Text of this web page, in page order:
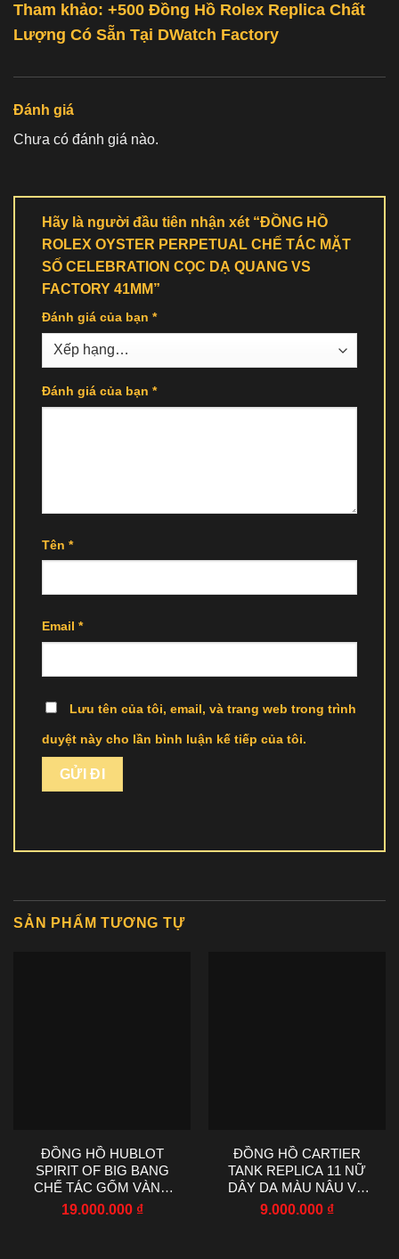
Tham khảo: +500 Đồng Hồ Rolex Replica Chất
Lượng Có Sẵn Tại DWatch Factory
Đánh giá
Chưa có đánh giá nào.
Hãy là người đầu tiên nhận xét “ĐỒNG HỒ
ROLEX OYSTER PERPETUAL CHẾ TÁC MẶT
SỐ CELEBRATION CỌC DẠ QUANG VS
FACTORY 41MM”
Đánh giá của bạn *
Đánh giá của bạn *
Tên *
Email *
Lưu tên của tôi, email, và trang web trong trình
duyệt này cho lần bình luận kế tiếp của tôi.
SẢN PHẨM TƯƠNG TỰ
ĐỒNG HỒ HUBLOT
SPIRIT OF BIG BANG
CHẾ TÁC GỐM VÀNG
NHÀ MÁY AAA 42MM
19.000.000 ₫
ĐỒNG HỒ CARTIER
TANK REPLICA 11 NỮ
DÂY DA MÀU NÂU VỎ
VÀNG HỒNG 22X29MM
9.000.000 ₫